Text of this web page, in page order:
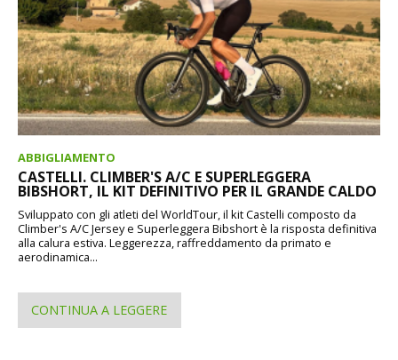
ABBIGLIAMENTO
CASTELLI. CLIMBER'S A/C E SUPERLEGGERA
BIBSHORT, IL KIT DEFINITIVO PER IL GRANDE CALDO
Sviluppato con gli atleti del WorldTour, il kit Castelli composto da
Climber's A/C Jersey e Superleggera Bibshort è la risposta definitiva
alla calura estiva. Leggerezza, raffreddamento da primato e
aerodinamica...
CONTINUA A LEGGERE